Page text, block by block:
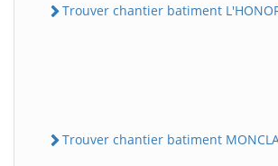
Trouver chantier batiment
Trouver chantier batiment